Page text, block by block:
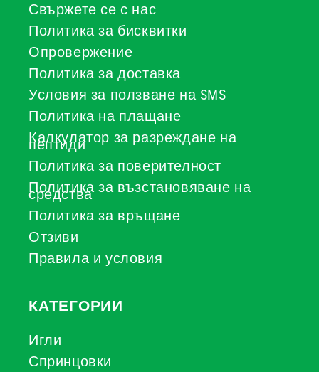
Свържете се с нас
Политика за бисквитки
Опровержение
Политика за доставка
Условия за ползване на SMS
Политика на плащане
Калкулатор за разреждане на
пептиди
Политика за поверителност
Политика за възстановяване на
средства
Политика за връщане
Отзиви
Правила и условия
КАТЕГОРИИ
Игли
Спринцовки